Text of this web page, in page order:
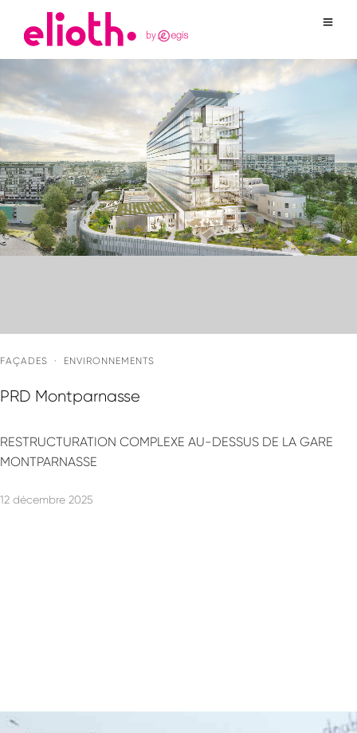
FAÇADES · ENVIRONNEMENTS
PRD Montparnasse
RESTRUCTURATION COMPLEXE AU-DESSUS DE LA GARE
MONTPARNASSE
12 décembre 2025